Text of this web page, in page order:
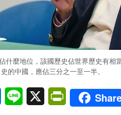
什麼地位，該國歷史佔世界歷史有相
史的中國，應佔三分之一至一半。
LinkedInLine X PrintFriendly